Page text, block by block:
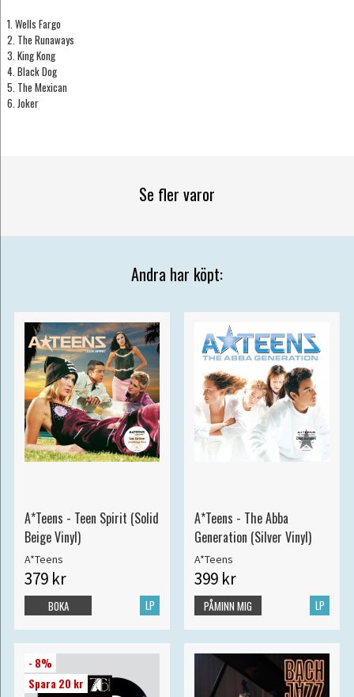
1. Wells Fargo
2. The Runaways
3. King Kong
4. Black Dog
5. The Mexican
6. Joker
Se fler varor
Andra har köpt:
A*Teens - Teen Spirit (Solid
Beige Vinyl)
A*Teens
379 kr
LP
BOKA
A*Teens - The Abba
Generation (Silver Vinyl)
A*Teens
399 kr
LP
PÅMINN MIG
- 8%
Spara 20 kr